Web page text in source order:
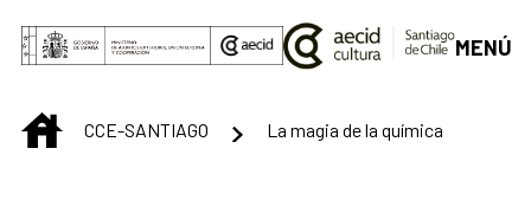
Saltar al contenido principal
MENÚ
INICIOCCE-SANTIAGO La magia de la química